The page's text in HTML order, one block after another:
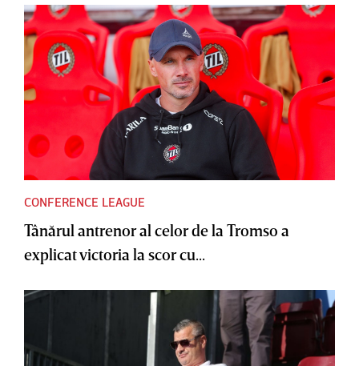
CONFERENCE LEAGUE
Tânărul antrenor al celor de la Tromso a
explicat victoria la scor cu...